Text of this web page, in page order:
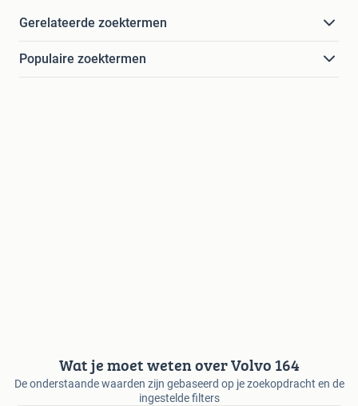
Gerelateerde zoektermen
Populaire zoektermen
Wat je moet weten over Volvo 164
De onderstaande waarden zijn gebaseerd op je zoekopdracht en de
ingestelde filters